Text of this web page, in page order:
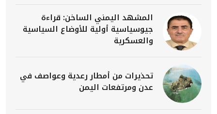
المشهد اليمني الساخن: قراءة
جيوسياسية أولية للأوضاع السياسية
والعسكرية
تحذيرات من أمطار رعدية وعواصف في
عدن ومرتفعات اليمن